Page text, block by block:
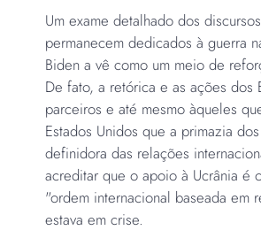
Um exame detalhado dos
permanecem dedicados à guerra
Biden a vê como um meio de
De fato, a retórica e as ações dos
parceiros e até mesmo àqueles
Estados Unidos que a primazia
definidora das relações
acreditar que o apoio à Ucrânia é
"ordem internacional baseada em
estava em crise.